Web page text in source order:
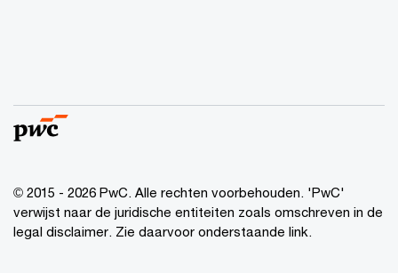
© 2015 - 2026 PwC. Alle rechten voorbehouden. 'PwC'
verwijst naar de juridische entiteiten zoals omschreven in de
legal disclaimer. Zie daarvoor onderstaande link.